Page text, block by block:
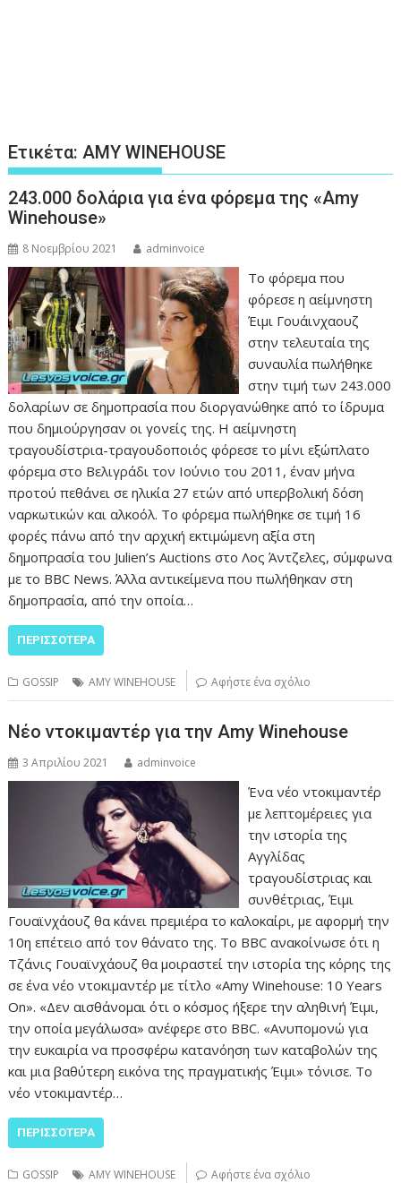
Ετικέτα:AMY WINEHOUSE
243.000 δολάρια για ένα φόρεμα της «Amy
Winehouse»
8 Νοεμβρίου 2021 adminvoice
Το φόρεμα που
φόρεσε η αείμνηστη
Έιμι Γουάινχαουζ
στην τελευταία της
συναυλία πωλήθηκε
στην τιμή των 243.000
δολαρίων σε δημοπρασία που διοργανώθηκε από το ίδρυμα
που δημιούργησαν οι γονείς της. Η αείμνηστη
τραγουδίστρια-τραγουδοποιός φόρεσε το μίνι εξώπλατο
φόρεμα στο Βελιγράδι τον Ιούνιο του 2011, έναν μήνα
προτού πεθάνει σε ηλικία 27 ετών από υπερβολική δόση
ναρκωτικών και αλκοόλ. Το φόρεμα πωλήθηκε σε τιμή 16
φορές πάνω από την αρχική εκτιμώμενη αξία στη
δημοπρασία του Julien’s Auctions στο Λος Άντζελες, σύμφωνα
με το BBC News. Άλλα αντικείμενα που πωλήθηκαν στη
δημοπρασία, από την οποία…
ΠΕΡΙΣΣΌΤΕΡΑ
GOSSIP AMY WINEHOUSE Αφήστε ένα σχόλιο
Νέο ντοκιμαντέρ για την Amy Winehouse
3 Απριλίου 2021 adminvoice
Ένα νέο ντοκιμαντέρ
με λεπτομέρειες για
την ιστορία της
Αγγλίδας
τραγουδίστριας και
συνθέτριας, Έιμι
Γουαϊνχάουζ θα κάνει πρεμιέρα το καλοκαίρι, με αφορμή την
10η επέτειο από τον θάνατο της. Το BBC ανακοίνωσε ότι η
Τζάνις Γουαϊνχάουζ θα μοιραστεί την ιστορία της κόρης της
σε ένα νέο ντοκιμαντέρ με τίτλο «Amy Winehouse: 10 Years
On». «Δεν αισθάνομαι ότι ο κόσμος ήξερε την αληθινή Έιμι,
την οποία μεγάλωσα» ανέφερε στο BBC. «Ανυπομονώ για
την ευκαιρία να προσφέρω κατανόηση των καταβολών της
και μια βαθύτερη εικόνα της πραγματικής Έιμι» τόνισε. Το
νέο ντοκιμαντέρ…
ΠΕΡΙΣΣΌΤΕΡΑ
GOSSIP AMY WINEHOUSE Αφήστε ένα σχόλιο